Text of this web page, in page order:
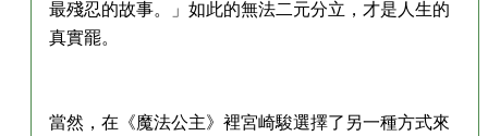
最殘忍的故事。」如此的無法二元分立，才是人生的
真實罷。
當然，在《魔法公主》裡宮崎駿選擇了另一種方式來